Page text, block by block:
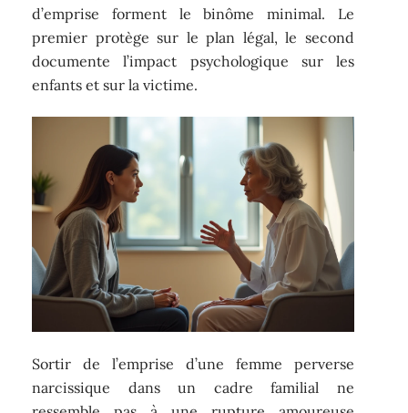
d’emprise forment le binôme minimal. Le
premier protège sur le plan légal, le second
documente l’impact psychologique sur les
enfants et sur la victime.
Sortir de l’emprise d’une femme perverse
narcissique dans un cadre familial ne